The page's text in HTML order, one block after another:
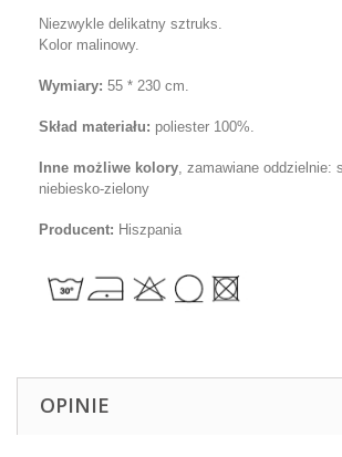
Niezwykle delikatny sztruks.
Kolor malinowy.
Wymiary: 55 * 230 cm.
Skład materiału: poliester 100%.
Inne możliwe kolory, zamawiane oddzielnie:
niebiesko-zielony
Producent: Hiszpania
OPINIE